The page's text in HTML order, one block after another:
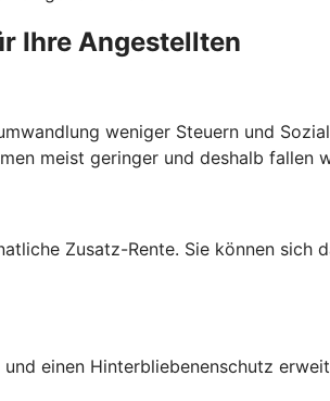
Ihre Angestellten
weniger Steuern und
meist geringer und deshalb fallen
Zusatz-Rente. Sie können sich
einen Hinterbliebenenschutz